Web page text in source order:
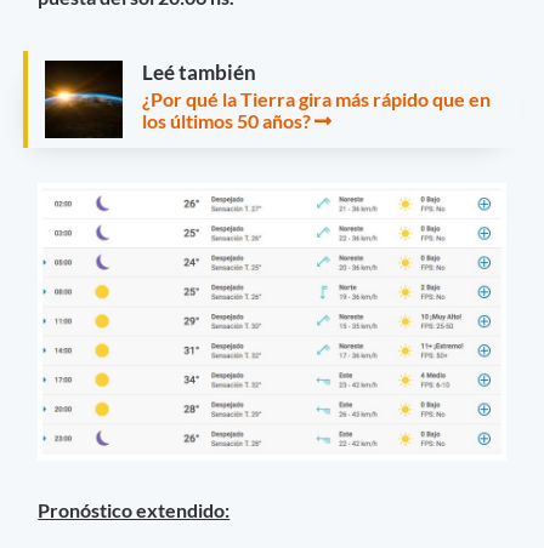
Leé también
¿Por qué la Tierra gira más rápido que en
los últimos 50 años?
Pronóstico extendido: